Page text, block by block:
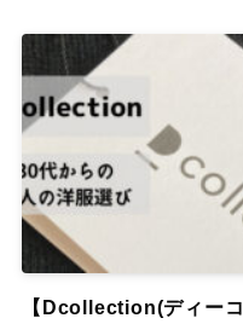
【Dcollection(ディーコ